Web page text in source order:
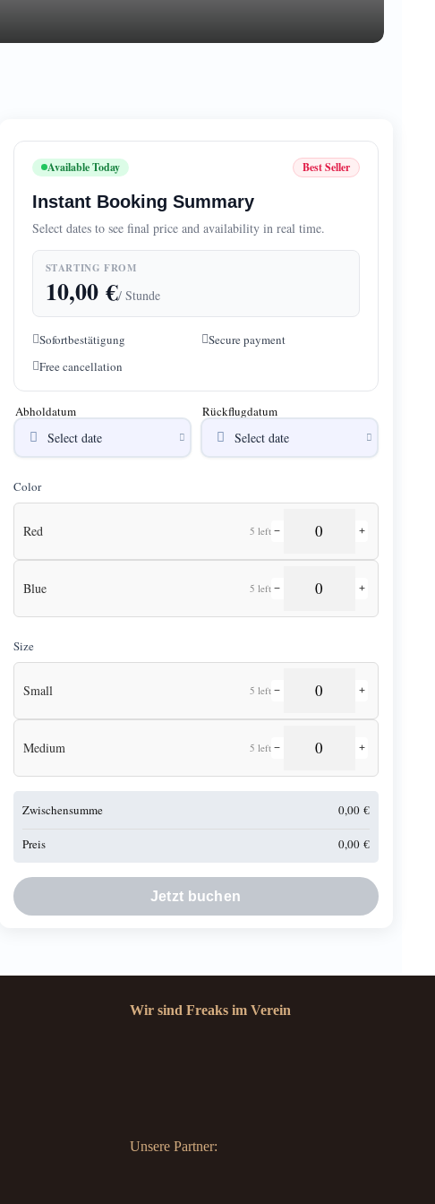
Available Today Best Seller
Instant Booking Summary
Select dates to see final price and availability in real time.
STARTING FROM
10,00€/ Stunde
Sofortbestätigung
Secure payment
Free cancellation
Abholdatum Rückflugdatum
Color
Red 5 left − +
Blue 5 left − +
Size
Small 5 left − +
Medium 5 left − +
Zwischensumme 0,00 €
Preis 0,00 €
Jetzt buchen
Wir sind Freaks im Verein
Unsere Partner: